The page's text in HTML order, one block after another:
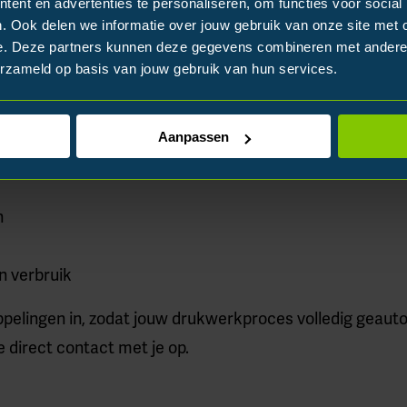
en advertenties te personaliseren, om functies voor
Ook delen we informatie over jouw gebruik van onze site met
Deze partners kunnen deze gegevens combineren met
op basis van jouw gebruik van hun services.
Aanpassen
via ons
sneller en overzichtelijker. Medewerkers
inhoud mogelijk is, maar de huisstijl altijd behouden
verbruik
in, zodat jouw drukwerkproces volledig
direct contact met je op.